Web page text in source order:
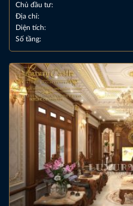
Chủ đầu tư:
Địa chỉ:
Diện tích:
Số tầng: